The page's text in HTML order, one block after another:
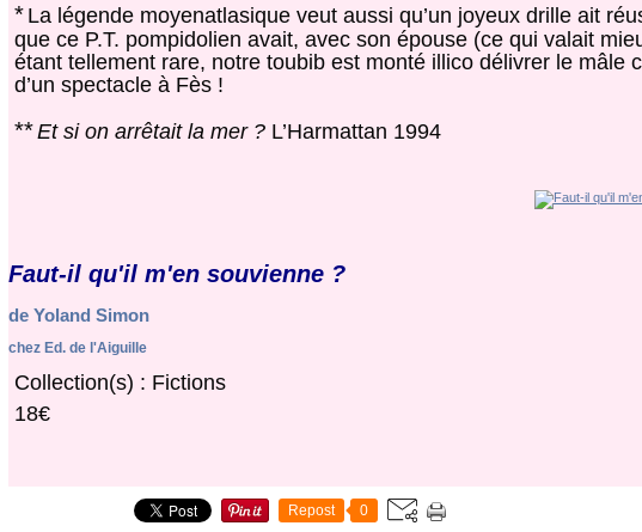
* La légende moyenatlasique veut aussi qu’un joyeux drille ait
que ce P.T. pompidolien avait, avec son épouse (ce qui valait
étant tellement rare, notre toubib est monté illico délivrer le
d’un spectacle à Fès !
**Et si on arrêtait la mer ? L’Harmattan 1994
Faut-il qu'il m'en souvienne ?
de Yoland Simon
chez Ed. de l'Aiguille
Collection(s) : Fictions
18€
Repost 0